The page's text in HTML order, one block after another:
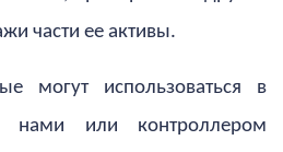
части ее активы.
могут использоваться в
нами или контроллером